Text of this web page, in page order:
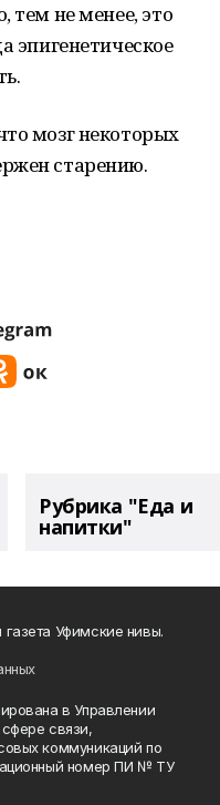
тем не менее, это
эпигенетическое
мозг некоторых
старению.
Рубрика "Еда и
напитки"
Уфимские нивы.
в Управлении
связи,
коммуникаций по
номер ПИ № ТУ